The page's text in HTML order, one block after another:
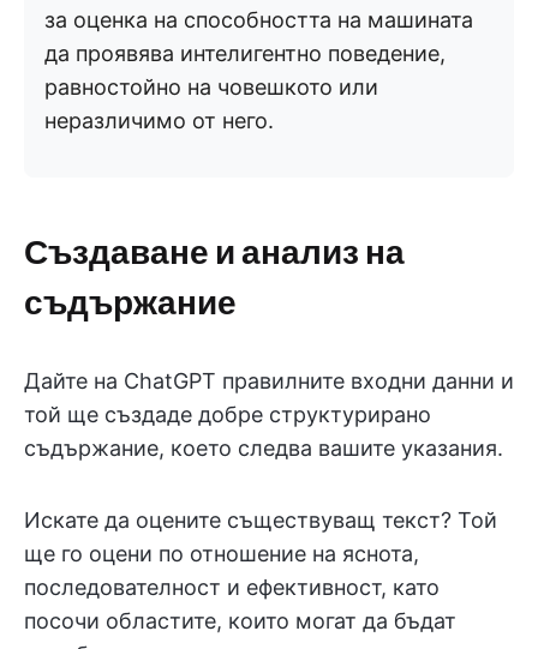
за оценка на способността на машината
да проявява интелигентно поведение,
равностойно на човешкото или
неразличимо от него.
Създаване и анализ на
съдържание
Дайте на ChatGPT правилните входни данни и
той ще създаде добре структурирано
съдържание, което следва вашите указания.
Искате да оцените съществуващ текст? Той
ще го оцени по отношение на яснота,
последователност и ефективност, като
посочи областите, които могат да бъдат